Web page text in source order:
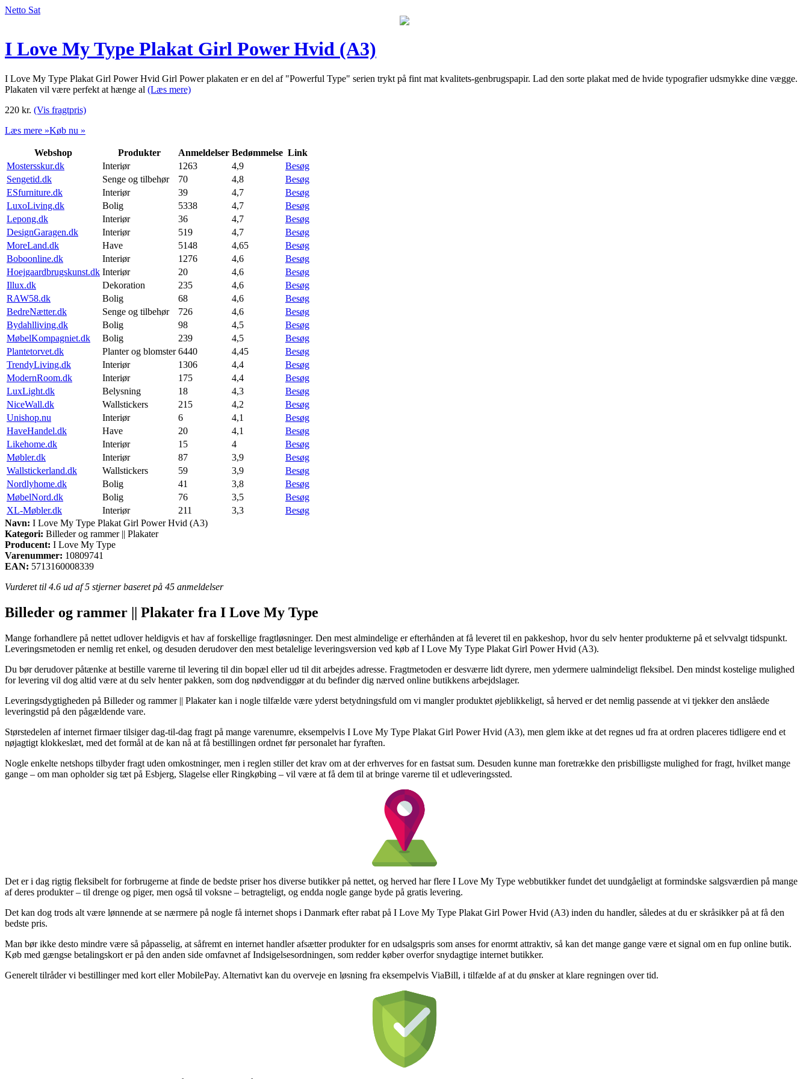
Netto Sat
I Love My Type Plakat Girl Power Hvid (A3)
I Love My Type Plakat Girl Power Hvid Girl Power plakaten er en del af "Powerful Type" serien trykt på fint mat kvalitets-genbrugspapir. Lad den sorte plakat med de hvide typografier udsmykke dine vægge.
Plakaten vil være perfekt at hænge al (Læs mere)
220 kr. (Vis fragtpris)
Læs mere »Køb nu »
Webshop Produkter Anmeldelser Bedømmelse Link
Mostersskur.dk
Interiør 1263 4,9
Besøg
Sengetid.dk
Senge og tilbehør 70 4,8
Besøg
ESfurniture.dk
Interiør 39 4,7
Besøg
LuxoLiving.dk
Bolig 5338 4,7
Besøg
Lepong.dk
Interiør 36 4,7
Besøg
DesignGaragen.dk
Interiør 519 4,7
Besøg
MoreLand.dk
Have 5148 4,65
Besøg
Boboonline.dk
Interiør 1276 4,6
Besøg
Hoejgaardbrugskunst.dk Interiør 20 4,6
Besøg
Illux.dk
Dekoration 235 4,6
Besøg
RAW58.dk
Bolig 68 4,6
Besøg
BedreNætter.dk
Senge og tilbehør 726 4,6
Besøg
Bydahlliving.dk
Bolig 98 4,5
Besøg
MøbelKompagniet.dk
Bolig 239 4,5
Besøg
Plantetorvet.dk
Planter og blomster 6440 4,45
Besøg
TrendyLiving.dk
Interiør 1306 4,4
Besøg
ModernRoom.dk
Interiør 175 4,4
Besøg
LuxLight.dk
Belysning 18 4,3
Besøg
NiceWall.dk
Wallstickers 215 4,2
Besøg
Unishop.nu
Interiør 6 4,1
Besøg
HaveHandel.dk
Have 20 4,1
Besøg
Likehome.dk
Interiør 15 4
Besøg
Møbler.dk
Interiør 87 3,9
Besøg
Wallstickerland.dk
Wallstickers 59 3,9
Besøg
Nordlyhome.dk
Bolig 41 3,8
Besøg
MøbelNord.dk
Bolig 76 3,5
Besøg
XL-Møbler.dk
Interiør 211 3,3
Besøg
Navn: I Love My Type Plakat Girl Power Hvid (A3)
Kategori: Billeder og rammer || Plakater
Producent: I Love My Type
Varenummer: 10809741
EAN: 5713160008339
Vurderet til 4.6 ud af 5 stjerner baseret på 45 anmeldelser
Billeder og rammer || Plakater fra I Love My Type
Mange forhandlere på nettet udlover heldigvis et hav af forskellige fragtløsninger. Den mest almindelige er efterhånden at få leveret til en pakkeshop, hvor du selv henter produkterne på et selvvalgt tidspunkt.
Leveringsmetoden er nemlig ret enkel, og desuden derudover den mest betalelige leveringsversion ved køb af I Love My Type Plakat Girl Power Hvid (A3).
Du bør derudover påtænke at bestille varerne til levering til din bopæl eller ud til dit arbejdes adresse. Fragtmetoden er desværre lidt dyrere, men ydermere ualmindeligt fleksibel. Den mindst kostelige mulighed
for levering vil dog altid være at du selv henter pakken, som dog nødvendiggør at du befinder dig nærved online butikkens arbejdslager.
Leveringsdygtigheden på Billeder og rammer || Plakater kan i nogle tilfælde være yderst betydningsfuld om vi mangler produktet øjeblikkeligt, så herved er det nemlig passende at vi tjekker den anslåede
leveringstid på den pågældende vare.
Størstedelen af internet firmaer tilsiger dag-til-dag fragt på mange varenumre, eksempelvis I Love My Type Plakat Girl Power Hvid (A3), men glem ikke at det regnes ud fra at ordren placeres tidligere end et
nøjagtigt klokkeslæt, med det formål at de kan nå at få bestillingen ordnet før personalet har fyraften.
Nogle enkelte netshops tilbyder fragt uden omkostninger, men i reglen stiller det krav om at der erhverves for en fastsat sum. Desuden kunne man foretrække den prisbilligste mulighed for fragt, hvilket mange
gange – om man opholder sig tæt på Esbjerg, Slagelse eller Ringkøbing – vil være at få dem til at bringe varerne til et udleveringssted.
Det er i dag rigtig fleksibelt for forbrugerne at finde de bedste priser hos diverse butikker på nettet, og herved har flere I Love My Type webbutikker fundet det uundgåeligt at formindske salgsværdien på mange
af deres produkter – til drenge og piger, men også til voksne – betragteligt, og endda nogle gange byde på gratis levering.
Det kan dog trods alt være lønnende at se nærmere på nogle få internet shops i Danmark efter rabat på I Love My Type Plakat Girl Power Hvid (A3) inden du handler, således at du er skråsikker på at få den
bedste pris.
Man bør ikke desto mindre være så påpasselig, at såfremt en internet handler afsætter produkter for en udsalgspris som anses for enormt attraktiv, så kan det mange gange være et signal om en fup online butik.
Køb med gængse betalingskort er på den anden side omfavnet af Indsigelsesordningen, som redder køber overfor snydagtige internet butikker.
Generelt tilråder vi bestillinger med kort eller MobilePay. Alternativt kan du overveje en løsning fra eksempelvis ViaBill, i tilfælde af at du ønsker at klare regningen over tid.